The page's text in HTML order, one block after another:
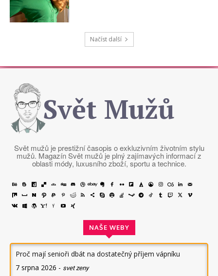
Načíst další
Svět Mužů
Svět mužů je prestižní časopis o exkluzivním životním stylu
mužů. Magazín Svět mužů je plný zajímavých informací z
oblasti módy, luxusního zboží, sportu a technice.
NAŠE WEBY
Proč mají senioři dbát na dostatečný příjem vápníku
7 srpna 2026 - svet zeny